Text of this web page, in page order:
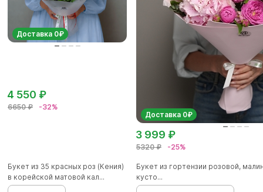
Доставка 0₽
6650 ₽ -32%
4 550 ₽
Букет из 35 красных роз (Кения)
в корейской матовой кал...
Доставка 0₽
5320 ₽ -25%
3 999 ₽
Букет из гортензии розовой,
кусто...